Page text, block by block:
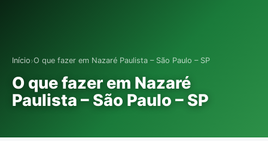
Início›O que fazer em Nazaré Paulista – São Paulo – SP
O que fazer em Nazaré
Paulista – São Paulo – SP